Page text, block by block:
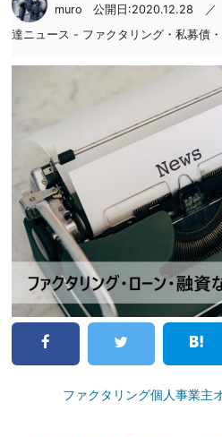
muro 公開日:2020.12.28
達ニュース - ファクタリング・私募債
ファクタリング個人事業主